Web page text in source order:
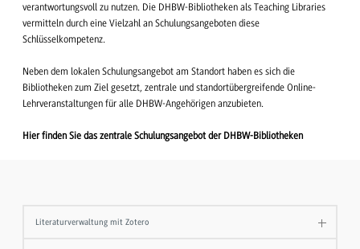
verantwortungsvoll zu nutzen. Die DHBW-Bibliotheken als Teaching Libraries
vermitteln durch eine Vielzahl an Schulungsangeboten diese
Schlüsselkompetenz.
Neben dem lokalen Schulungsangebot am Standort haben es sich die
Bibliotheken zum Ziel gesetzt, zentrale und standortübergreifende Online-
Lehrveranstaltungen für alle DHBW-Angehörigen anzubieten.
Hier finden Sie das zentrale Schulungsangebot der DHBW-Bibliotheken
Literaturverwaltung mit Zotero